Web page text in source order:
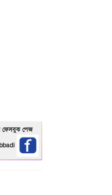
ফেসবুক পেজ